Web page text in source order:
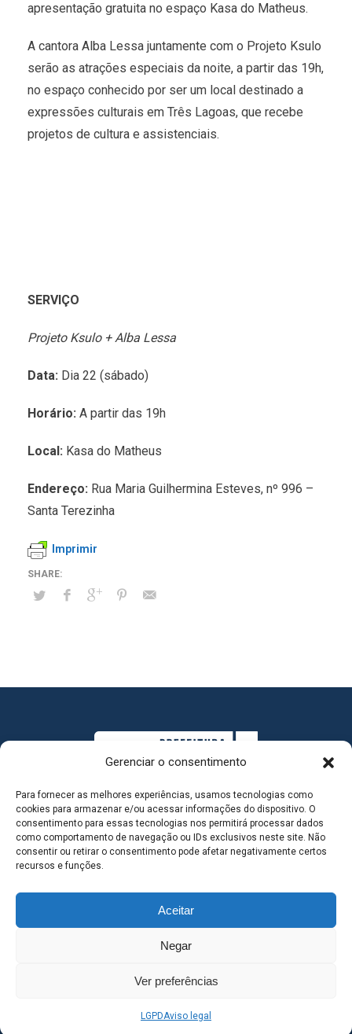
Gerenciar o consentimento
Para fornecer as melhores experiências, usamos tecnologias como
cookies para armazenar e/ou acessar informações do dispositivo. O
consentimento para essas tecnologias nos permitirá processar dados
como comportamento de navegação ou IDs exclusivos neste site. Não
consentir ou retirar o consentimento pode afetar negativamente certos
recursos e funções.
Aceitar
Negar
Ver preferências
LGPDAviso legal
apresentação gratuita no espaço Kasa do Matheus.
A cantora Alba Lessa juntamente com o Projeto Ksulo
serão as atrações especiais da noite, a partir das 19h,
no espaço conhecido por ser um local destinado a
expressões culturais em Três Lagoas, que recebe
projetos de cultura e assistenciais.
SERVIÇO
Projeto Ksulo + Alba Lessa
Data: Dia 22 (sábado)
Horário: A partir das 19h
Local: Kasa do Matheus
Endereço: Rua Maria Guilhermina Esteves, nº 996 –
Santa Terezinha
Imprimir
MAPA DO SITE
SEDE DO ADMINISTRATIVO MUNICIPAL - Avenida